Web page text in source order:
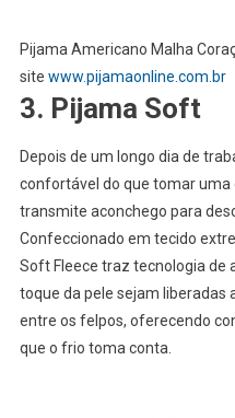
Pijama Americano Malha
site www.pijamaonline.com.br
3. Pijama Soft
Depois de um longo dia de
confortável do que tomar uma
transmite aconchego para
Confeccionado em tecido
Soft Fleece traz tecnologia de
toque da pele sejam liberadas
entre os felpos, oferecendo
que o frio toma conta.